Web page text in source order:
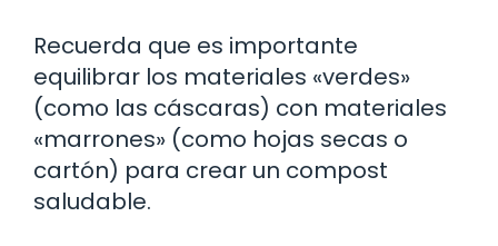
Recuerda que es importante
equilibrar los materiales «verdes»
(como las cáscaras) con materiales
«marrones» (como hojas secas o
cartón) para crear un compost
saludable.